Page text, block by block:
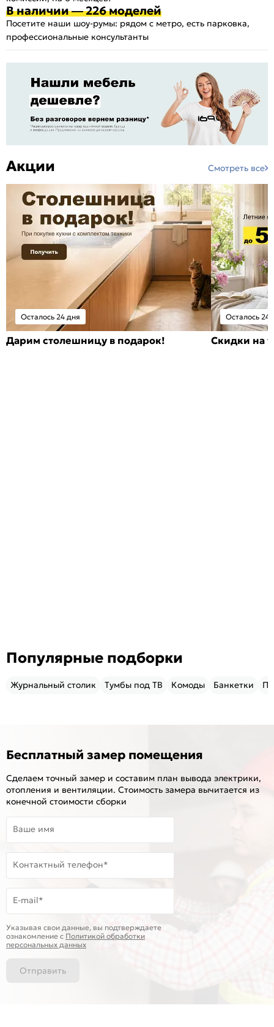
В наличии — 226 моделей
Посетите наши шоу-румы: рядом с метро, есть парковка,
профессиональные консультанты
Акции Смотреть все
Осталось 24 дня
Дарим столешницу в подарок!
Осталось 24
Скидки на
Популярные подборки
Журнальный столик Тумбы под ТВ Комоды Банкетки
Бесплатный замер помещения
Сделаем точный замер и составим план вывода электрики,
отопления и вентиляции. Стоимость замера вычитается из
конечной стоимости сборки
Ваше имя
Контактный телефон*
E-mail*
Указывая свои данные, вы подтверждаете
ознакомление c Политикой обработки
персональных данных
Отправить